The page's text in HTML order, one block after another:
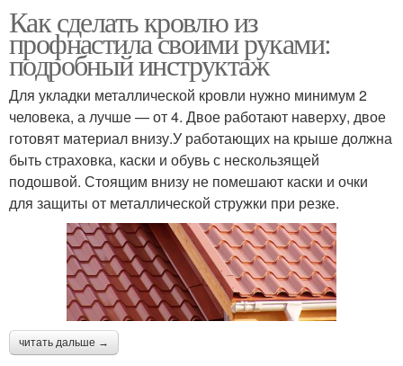
Как сделать кровлю из
профнастила своими руками:
подробный инструктаж
Для укладки металлической кровли нужно минимум 2
человека, а лучше — от 4. Двое работают наверху, двое
готовят материал внизу.У работающих на крыше должна
быть страховка, каски и обувь с нескользящей
подошвой. Стоящим внизу не помешают каски и очки
для защиты от металлической стружки при резке.
читать дальше →